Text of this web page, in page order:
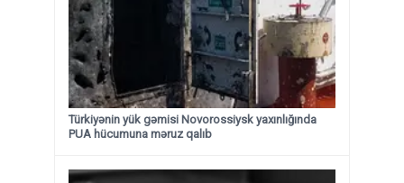
Türkiyənin yük gəmisi Novorossiysk yaxınlığında
PUA hücumuna məruz qalıb